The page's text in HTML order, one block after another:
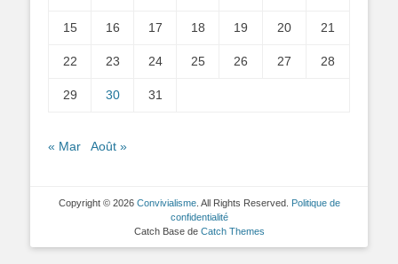
15 16 17 18 19 20 21
22 23 24 25 26 27 28
29 30 31
« Mar Août »
Copyright © 2026 Convivialisme. All Rights Reserved.
Politique de
confidentialité
Catch Base de Catch Themes